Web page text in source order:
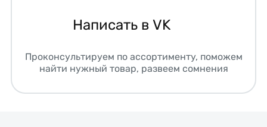
Написать в VK
Проконсультируем по ассортименту, поможем
найти нужный товар, развеем сомнения